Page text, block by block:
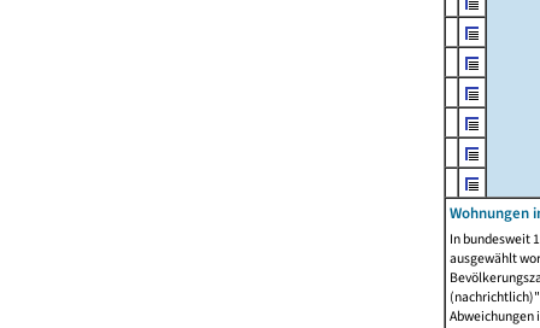
Wohnungen
In bundesweit
ausgewählt
Abweichungen